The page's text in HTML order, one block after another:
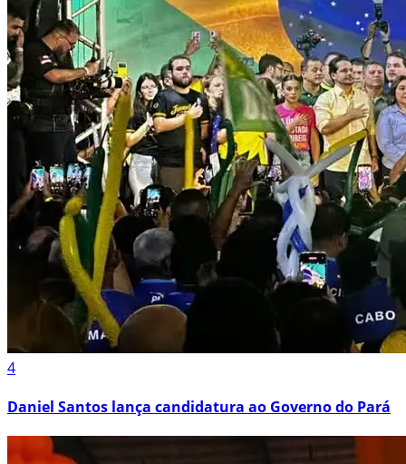
4
Daniel Santos lança candidatura ao Governo do Pará